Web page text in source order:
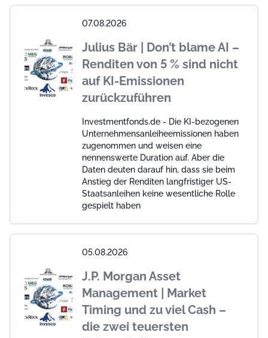
07.08.2026
Julius Bär | Don’t blame AI –
Renditen von 5 % sind nicht
auf KI-Emissionen
zurückzuführen
Investmentfonds.de - Die KI-bezogenen
Unternehmensanleiheemissionen haben
zugenommen und weisen eine
nennenswerte Duration auf. Aber die
Daten deuten darauf hin, dass sie beim
Anstieg der Renditen langfristiger US-
Staatsanleihen keine wesentliche Rolle
gespielt haben
05.08.2026
J.P. Morgan Asset
Management | Market
Timing und zu viel Cash –
die zwei teuersten